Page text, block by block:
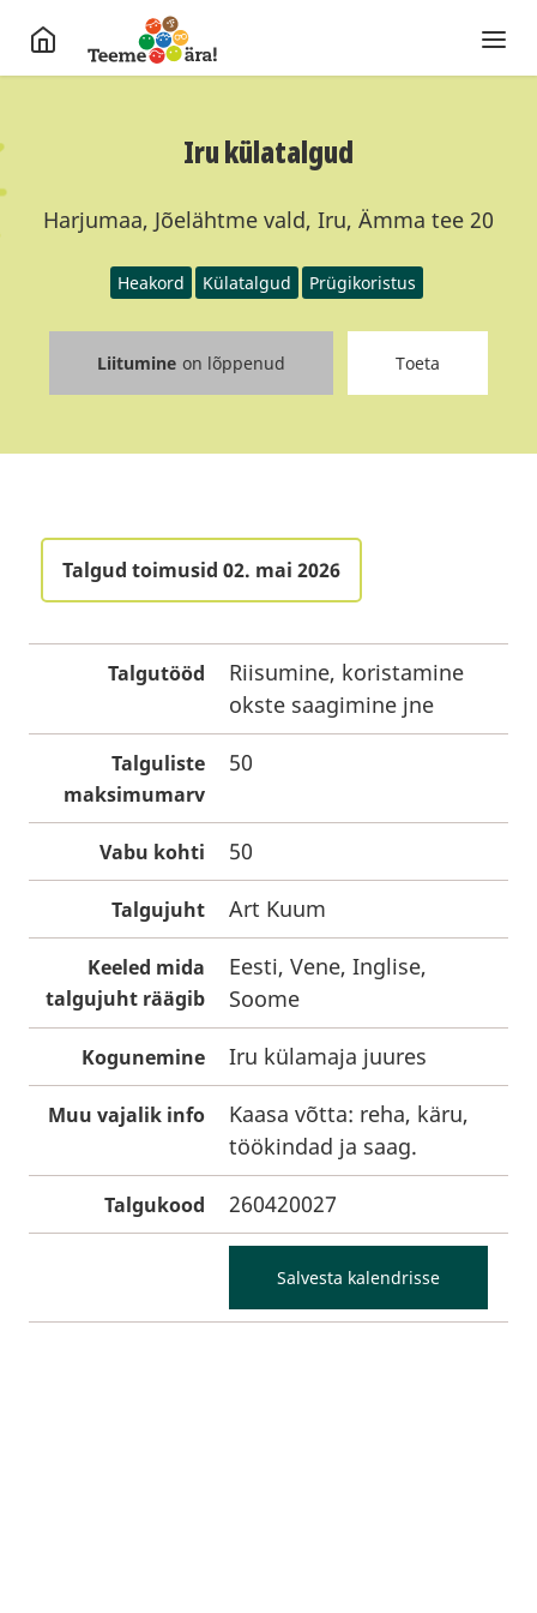
Iru külatalgud
Harjumaa, Jõelähtme vald, Iru, Ämma tee 20
Heakord Külatalgud Prügikoristus
Liitumine on lõppenud Toeta
Talgud toimusid 02. mai 2026
Talgutööd
Riisumine, koristamine
okste saagimine jne
Talguliste
maksimumarv
50
Vabu kohti 50
Talgujuht Art Kuum
Keeled mida
talgujuht räägib
Eesti, Vene, Inglise,
Soome
Kogunemine Iru külamaja juures
Muu vajalik info
Kaasa võtta: reha, käru,
töökindad ja saag.
Talgukood 260420027
Salvesta kalendrisse